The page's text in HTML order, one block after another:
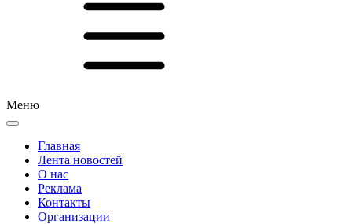
Меню
Главная
Лента новостей
О нас
Реклама
Контакты
Организации